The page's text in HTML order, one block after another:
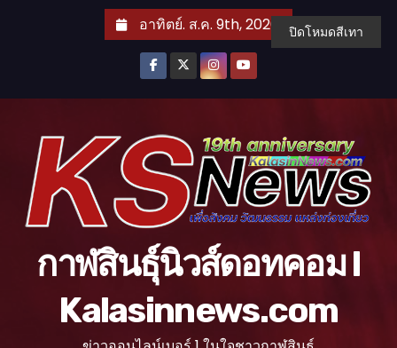
อาทิตย์. ส.ค. 9th, 2026
กาฬสินธุ์นิวส์ดอทคอม l
Kalasinnews.com
ปิดโหมดสีเทา